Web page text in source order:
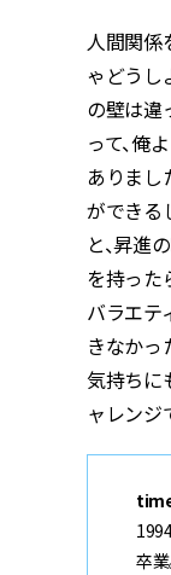
人間関係
ゃどうし
の壁は違
って、俺
ありまし
ができる
と、昇進
を持った
バラエテ
きなかっ
気持ちに
ャレンジ
卒